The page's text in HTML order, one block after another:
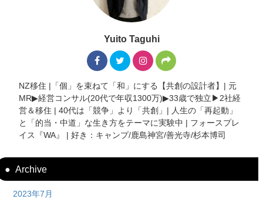
Yuito Taguhi
NZ移住 |「個」を束ねて「和」にする【共創の設計者】| 元
MR▶︎経営コンサル(20代で年収1300万)▶︎33歳で独立▶︎2社経
営＆移住 | 40代は「競争」より「共創」| 人生の「再起動」
と「的当・中道」な生き方をテーマに実験中 | フォースプレ
イス『WA』 | 好き：キャンプ/鹿島神宮/善光寺/杉本博司
Archive
2023年7月